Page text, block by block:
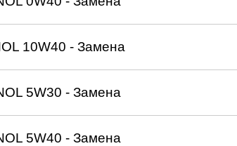
10W40 - Замена
5W30 - Замена
5W40 - Замена